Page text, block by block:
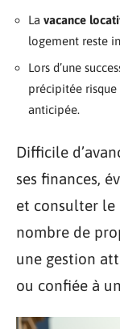
La vacance
logement reste
Lors d’une
précipitée
anticipée.
Difficile
ses finances,
et consulter le
nombre de
une gestion
ou confiée à